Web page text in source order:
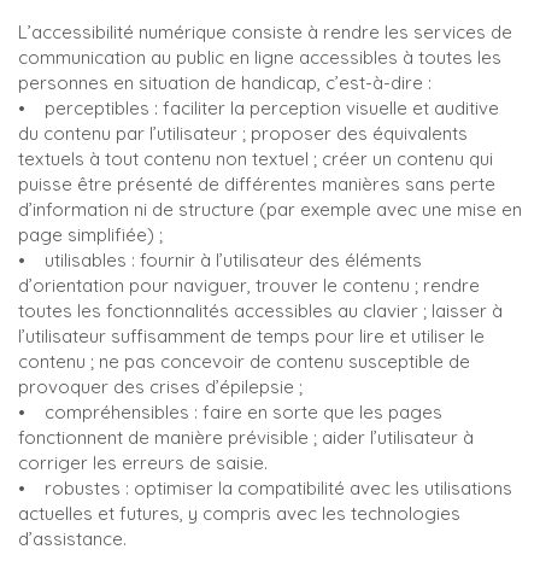
L’accessibilité numérique consiste à rendre les services de
communication au public en ligne accessibles à toutes les
personnes en situation de handicap, c’est-à-dire :
• perceptibles : faciliter la perception visuelle et auditive
du contenu par l’utilisateur ; proposer des équivalents
textuels à tout contenu non textuel ; créer un contenu qui
puisse être présenté de différentes manières sans perte
d’information ni de structure (par exemple avec une mise en
page simplifiée) ;
• utilisables : fournir à l’utilisateur des éléments
d’orientation pour naviguer, trouver le contenu ; rendre
toutes les fonctionnalités accessibles au clavier ; laisser à
l’utilisateur suffisamment de temps pour lire et utiliser le
contenu ; ne pas concevoir de contenu susceptible de
provoquer des crises d’épilepsie ;
• compréhensibles : faire en sorte que les pages
fonctionnent de manière prévisible ; aider l’utilisateur à
corriger les erreurs de saisie.
• robustes : optimiser la compatibilité avec les utilisations
actuelles et futures, y compris avec les technologies
d’assistance.